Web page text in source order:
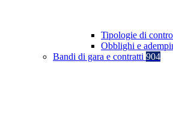
Tipologie di
Obblighi e
Bandi di gara e contratti 904